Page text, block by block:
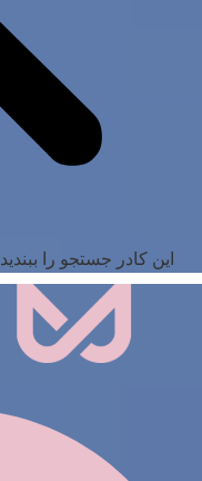
این کادر جستجو را ببندید.